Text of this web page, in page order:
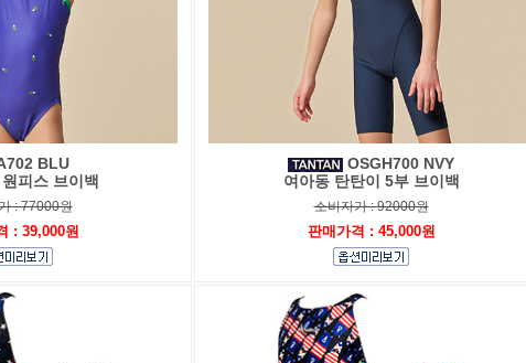
BLU
피스 브이백
: 77000원
: 39,000원
OSGH700 NVY
여아동 탄탄이 5부 브이백
소비자가 : 92000원
판매가격 : 45,000원